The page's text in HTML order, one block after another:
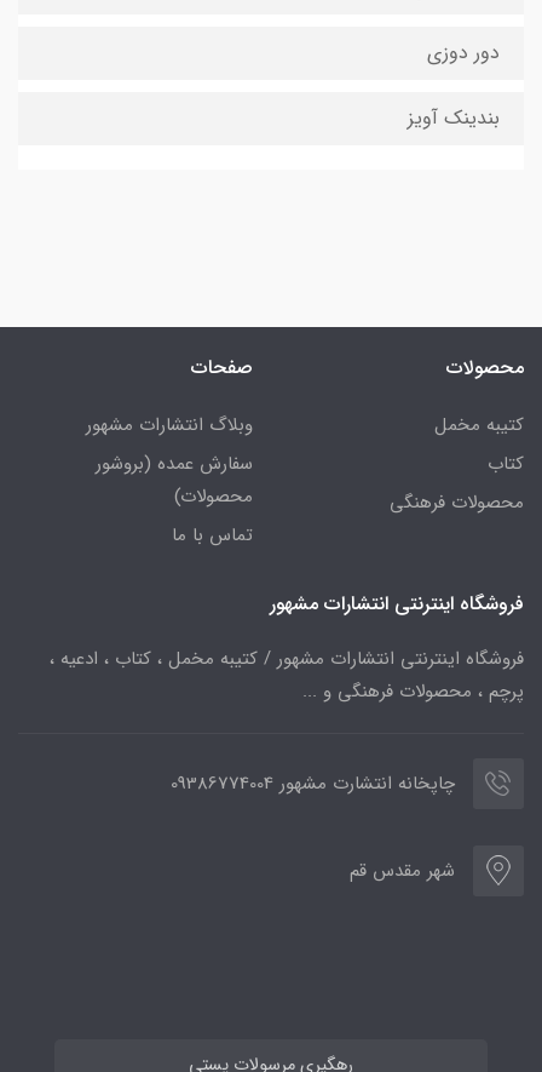
دور دوزی
بندینک آویز
محصولات
کتیبه مخمل
کتاب
محصولات فرهنگی
صفحات
وبلاگ انتشارات مشهور
سفارش عمده (بروشور
محصولات)
تماس با ما
فروشگاه اینترنتی انتشارات مشهور
فروشگاه اینترنتی انتشارات مشهور / کتیبه مخمل ، کتاب ، ادعیه ،
پرچم ، محصولات فرهنگی و ...
چاپخانه انتشارت مشهور 09386774004
شهر مقدس قم
رهگیری مرسولات پستی